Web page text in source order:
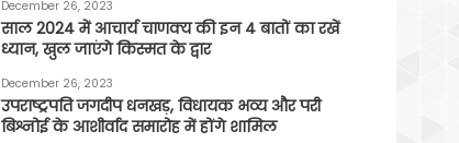
December 26, 2023
साल 2024 में आचार्य चाणक्य की इन 4 बातों का रखें
ध्यान, खुल जाएंगे किस्मत के द्वार
December 26, 2023
उपराष्ट्रपति जगदीप धनखड़, विधायक भव्य और परी
बिश्नोई के आशीर्वाद समारोह में होंगे शामिल